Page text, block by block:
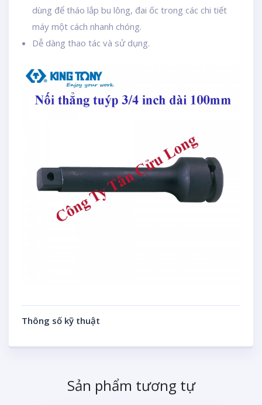
dùng để tháo lắp bu lông, đai ốc trong các chi tiết
máy một cách nhanh chóng.
Dễ dàng thao tác và sử dụng.
Thông số kỹ thuật
Sản phẩm tương tự